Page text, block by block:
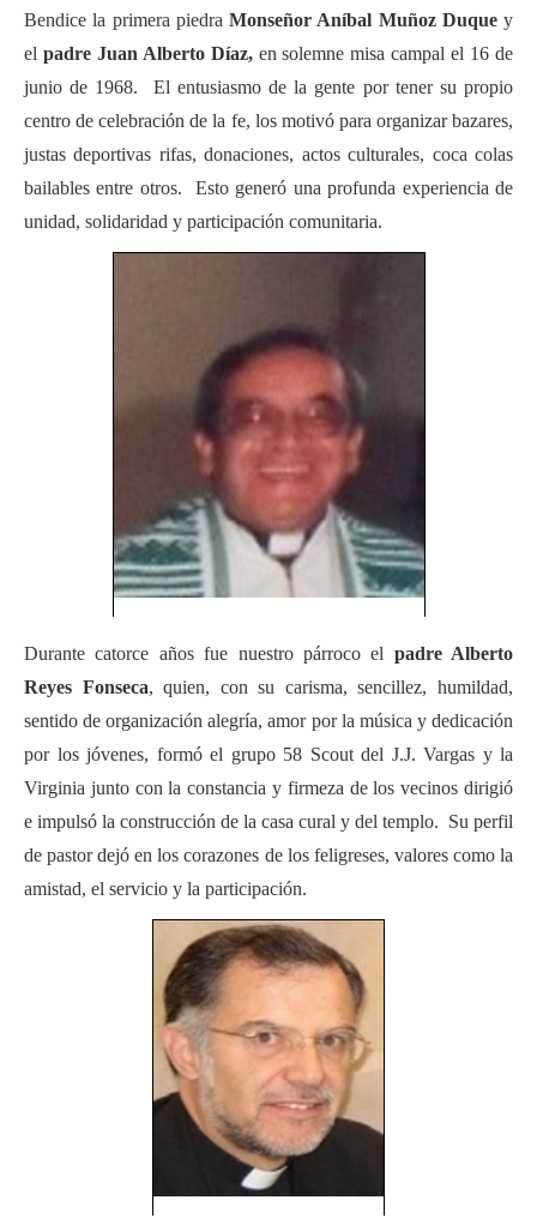
Bendice la primera piedra Monseñor Aníbal Muñoz Duquey
el padre Juan Alberto Díaz,en solemne misa campal el 16 de
junio de 1968. El entusiasmo de la gente por tener su propio
centro de celebración de la fe, los motivó para organizar bazares,
justas deportivas rifas, donaciones, actos culturales, coca colas
bailables entre otros. Esto generó una profunda experiencia de
unidad, solidaridad y participación comunitaria.
Durante catorce años fue nuestro párroco el padre Alberto
Reyes Fonseca, quien, con su carisma, sencillez, humildad,
sentido de organización alegría, amor por la música y dedicación
por los jóvenes, formó el grupo 58 Scout del J.J. Vargas y la
Virginia junto con la constancia y firmeza de los vecinos dirigió
e impulsó la construcción de la casa cural y del templo. Su perfil
de pastor dejó en los corazones de los feligreses, valores como la
amistad, el servicio y la participación.